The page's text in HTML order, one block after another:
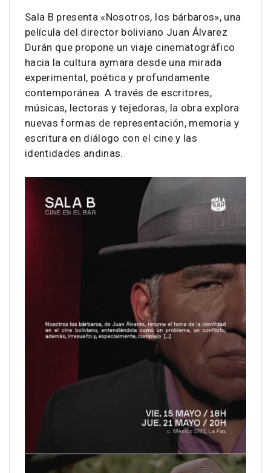
Sala B presenta «Nosotros, los bárbaros», una
película del director boliviano Juan Álvarez
Durán que propone un viaje cinematográfico
hacia la cultura aymara desde una mirada
experimental, poética y profundamente
contemporánea. A través de escritores,
músicas, lectoras y tejedoras, la obra explora
nuevas formas de representación, memoria y
escritura en diálogo con el cine y las
identidades andinas.